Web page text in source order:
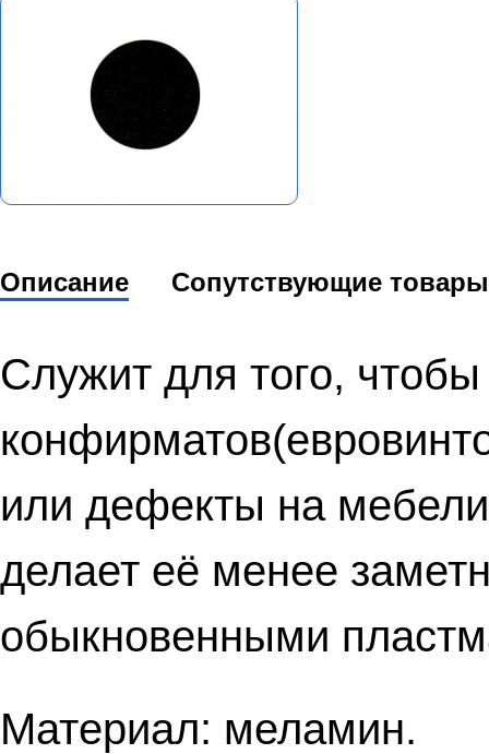
Описание Сопутствующие товары
Служит для того,
или дефекты на
делает её менее
обыкновенными
Материал: меламин.